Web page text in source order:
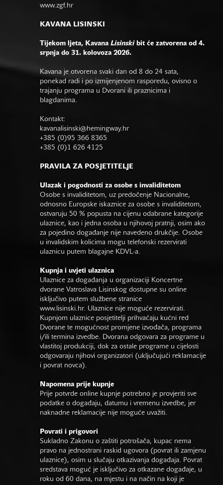
www.zgf.hr
KAVANA LISINSKI
Tijekom ljeta, Kavana Lisinskibit će zatvorena od 4.
srpnja do 31. kolovoza 2026.
Kavana je otvorena svaki dan od 8 do 24 sata,
ponekad radi i po izmijenjenom rasporedu, ovisno o
trajanju programa u Dvorani ili praznicima i
blagdanima.
Kontakt:
kavanalisinski@hemingway.hr
+385 (0)95 366 8365
+385 (0)1 626 4125
PRAVILA ZA POSJETITELJE
Ulazak i pogodnosti za osobe s invaliditetom
Osobe s invaliditetom, uz predočenje Nacionalne,
odnosno Europske iskaznice za osobe s invaliditetom,
ostvaruju 50 % popusta na cijenu odabrane kategorije
ulaznice, kao i jedna osoba u njihovoj pratnji, osim ako
za pojedino događanje nije navedeno drukčije. Osobe
u invalidskim kolicima mogu telefonski rezervirati
ulaznicu putem blagajne KDVL-a.
Kupnja i uvjeti ulaznica
Ulaznice za događanja u organizaciji Koncertne
dvorane Vatroslava Lisinskog dostupne su online
isključivo putem službene stranice
www.lisinski.hr. Ulaznice nije moguće rezervirati.
Kupnjom ulaznice posjetitelji prihvaćaju kućni red
Dvorane te mogućnost promjene izvođača, programa
i/ili termina izvedbe. Dvorana odgovara za programe u
vlastitoj produkciji, dok za ostale programe u cijelosti
odgovaraju njihovi organizatori (uključujući reklamacije
i povrat novca).
Napomena prije kupnje
Prije potvrde online kupnje potrebno je provjeriti sve
podatke o događaju, datumu i vremenu izvedbe, jer
naknadne reklamacije nije moguće uvažiti.
Povrati i prigovori
Sukladno Zakonu o zaštiti potrošača, kupac nema
pravo na jednostrani raskid ugovora (povrat ili zamjenu
ulaznice), osim u slučaju otkazivanja događaja. Povrat
sredstava moguć je isključivo za otkazane događaje, u
roku od 60 dana, na mjestu i na način na koji je